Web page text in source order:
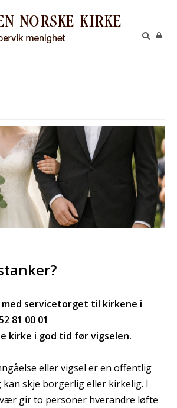
servicetorget til kirkene i
81 00 01
kirke i god tid før vigselen.
eller vigsel er en offentlig
kan skje borgerlig eller kirkelig. I
gir to personer hverandre løfte